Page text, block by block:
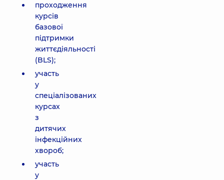
проходження
курсів
базової
підтримки
життєдіяльності
(BLS);
участь
у
спеціалізованих
курсах
з
дитячих
інфекційних
хвороб;
участь
у